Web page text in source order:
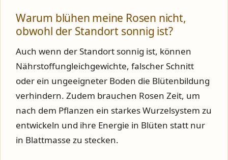
Warum blühen meine Rosen nicht,
obwohl der Standort sonnig ist?
Auch wenn der Standort sonnig ist, können
Nährstoffungleichgewichte, falscher Schnitt
oder ein ungeeigneter Boden die Blütenbildung
verhindern. Zudem brauchen Rosen Zeit, um
nach dem Pflanzen ein starkes Wurzelsystem zu
entwickeln und ihre Energie in Blüten statt nur
in Blattmasse zu stecken.